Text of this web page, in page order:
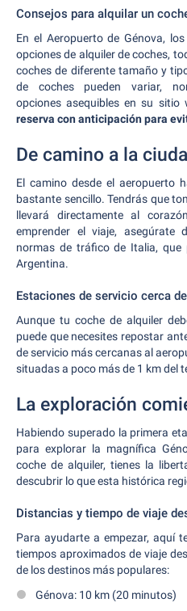
Consejos para alquilar un
En el Aeropuerto de Génova,
opciones de alquiler de coches,
coches de diferente tamaño y
de coches pueden variar,
opciones asequibles en su sitio
reserva con anticipación para
De camino a la
El camino desde el aeropuerto
bastante sencillo. Tendrás que
llevará directamente al
emprender el viaje, asegúrate
normas de tráfico de Italia, que
Argentina.
Estaciones de servicio cerca
Aunque tu coche de alquiler
puede que necesites repostar
de servicio más cercanas al
situadas a poco más de 1 km del
La exploración
Habiendo superado la primera
para explorar la magnífica
coche de alquiler, tienes la
descubrir lo que esta histórica
Distancias y tiempo de viaje
Para ayudarte a empezar, aquí
tiempos aproximados de viaje
de los destinos más populares:
Génova: 10 km (20 minutos)